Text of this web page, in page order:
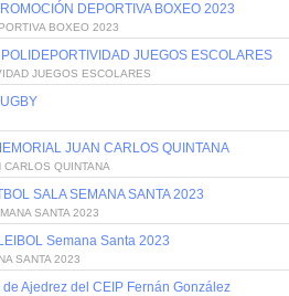
DEPORTIVA BOXEO 2023
BOXEO 2023
JUEGOS ESCOLARES
JUEGOS ESCOLARES
JUAN CARLOS QUINTANA
CARLOS QUINTANA
SALA SEMANA SANTA 2023
SANTA 2023
Semana Santa 2023
SANTA 2023
de Ajedrez del CEIP Fernán González